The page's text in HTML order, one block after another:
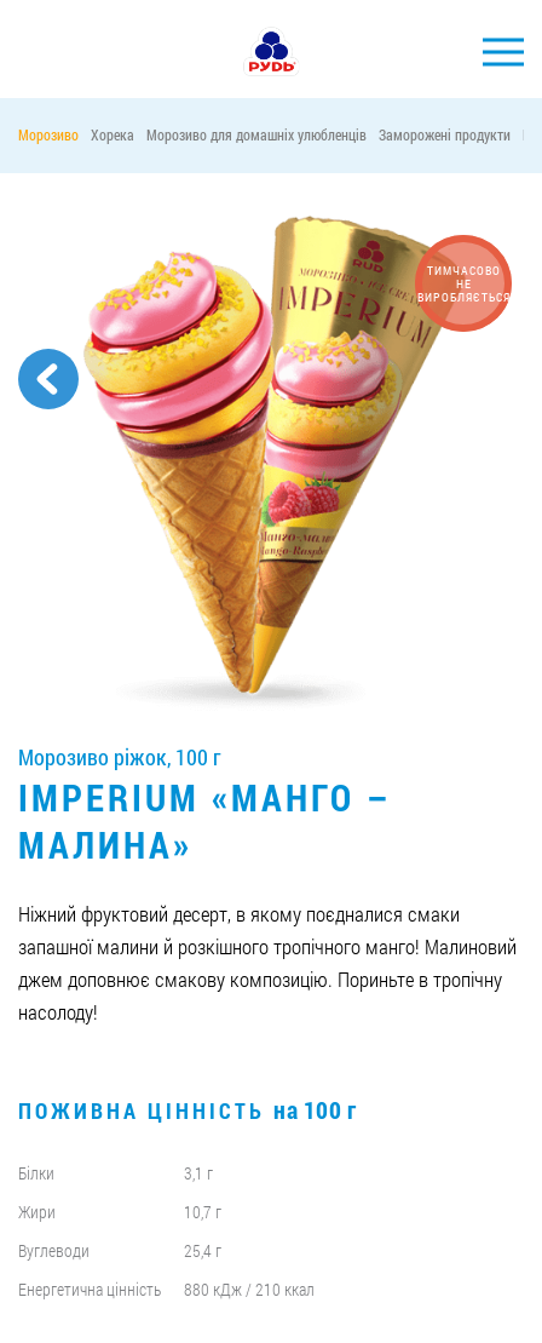
ПРОДУКЦІЯ
КОМПАНІЯ
СПОЖИВАЧАМ
АКЦІЇ
ПРЕС-ЦЕНТР
ХОРЕКА
Тендерні закупівлі
Контакти
Вакансії
ЗАМОВИТИ ПРОДУКЦІЮ «РУДЬ»:
СТАТИ ПАРТНЕРОМ
Морозиво Хорека Морозиво для домашніх улюбленців Заморожені продукти
ТИМЧАСОВО
НЕ
ВИРОБЛЯЄТЬСЯ
Морозиво ріжок, 100 г
IMPERIUM «МАНГО –
МАЛИНА»
Ніжний фруктовий десерт, в якому поєдналися смаки
запашної малини й розкішного тропічного манго! Малиновий
джем доповнює смакову композицію. Пориньте в тропічну
насолоду!
ПОЖИВНА ЦІННІСТЬ на 100 г
Білки
3,1 г
Жири
10,7 г
Вуглеводи
25,4 г
Енергетична цінність
880 кДж / 210 ккал